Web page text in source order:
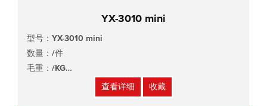
YX-3010 mini
型号：YX-3010 mini
数量：/件
毛重：/KG
查看详细 收藏